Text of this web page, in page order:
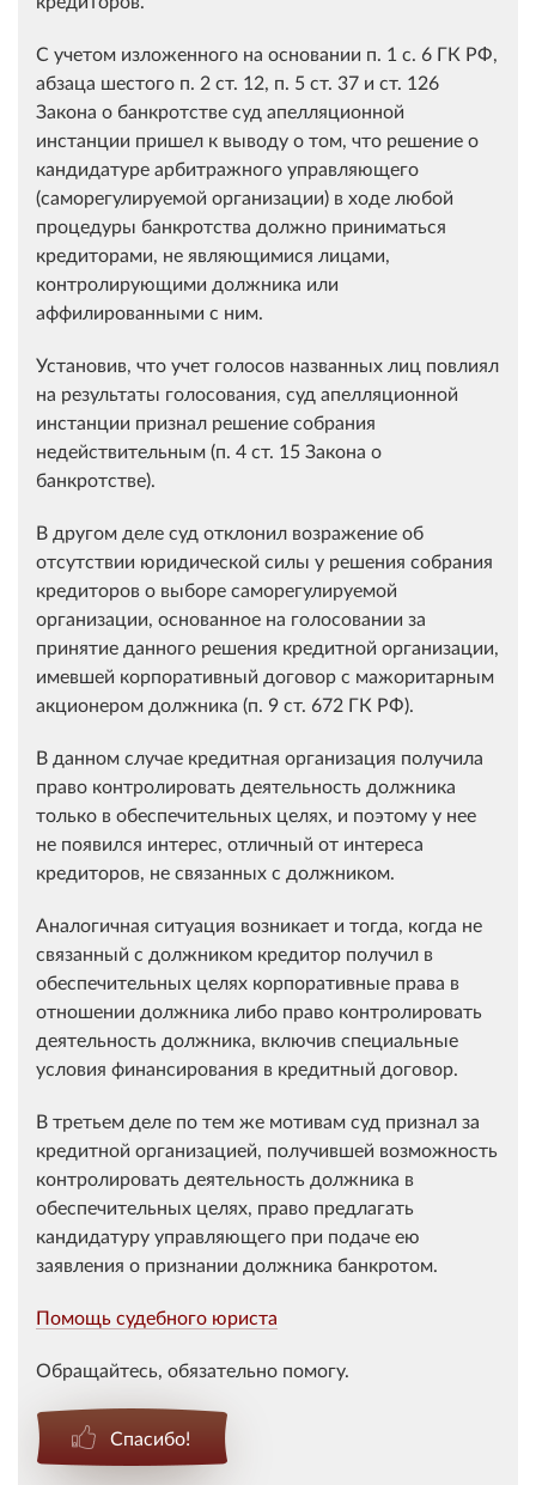
С учетом изложенного на основании п. 1 с. 6 ГК РФ,
абзаца шестого п. 2 ст. 12, п. 5 ст. 37 и ст. 126
Закона о банкротстве суд апелляционной
инстанции пришел к выводу о том, что решение о
кандидатуре арбитражного управляющего
(саморегулируемой организации) в ходе любой
процедуры банкротства должно приниматься
кредиторами, не являющимися лицами,
контролирующими должника или
аффилированными с ним.
Установив, что учет голосов названных лиц повлиял
на результаты голосования, суд апелляционной
инстанции признал решение собрания
недействительным (п. 4 ст. 15 Закона о
банкротстве).
В другом деле суд отклонил возражение об
отсутствии юридической силы у решения собрания
кредиторов о выборе саморегулируемой
организации, основанное на голосовании за
принятие данного решения кредитной организации,
имевшей корпоративный договор с мажоритарным
акционером должника (п. 9 ст. 672 ГК РФ).
В данном случае кредитная организация получила
право контролировать деятельность должника
только в обеспечительных целях, и поэтому у нее
не появился интерес, отличный от интереса
кредиторов, не связанных с должником.
Аналогичная ситуация возникает и тогда, когда не
связанный с должником кредитор получил в
обеспечительных целях корпоративные права в
отношении должника либо право контролировать
деятельность должника, включив специальные
условия финансирования в кредитный договор.
В третьем деле по тем же мотивам суд признал за
кредитной организацией, получившей возможность
контролировать деятельность должника в
обеспечительных целях, право предлагать
кандидатуру управляющего при подаче ею
заявления о признании должника банкротом.
Помощь судебного юриста
Обращайтесь, обязательно помогу.
Спасибо!